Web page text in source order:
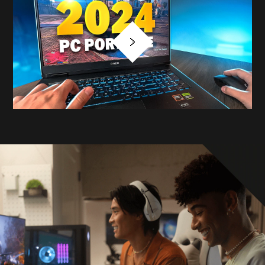
système.
Carte graphique
Jusqu’à NVIDIA® GeForce RTX™ 4070 (8 Go
GDDR6 dédiés)
Jusqu’à 32 Go de mémoire RAM DDR5-
5600 MHz (2 x 16 Go)
Slots pour la mémoire
2